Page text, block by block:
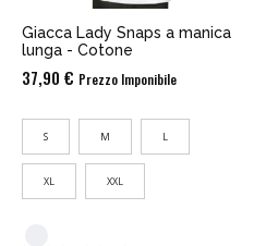
Giacca Lady Snaps a manica
lunga - Cotone
37,90 € Prezzo Imponibile
S M L
XL XXL